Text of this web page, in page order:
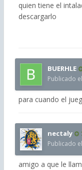
quien tiene el
descargarlo
BUERHLE
Publicado el
para cuando el
nectaly
Publicado el
amigo a que le